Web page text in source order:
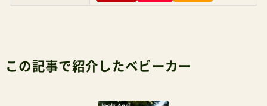
試してきてからな。フットステップへの足裏の着
この記事で紹介したベビーカー